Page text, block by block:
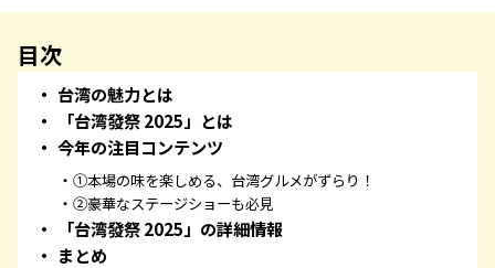
目次
台湾の魅力とは
「台湾發祭 2025」とは
今年の注目コンテンツ
①本場の味を楽しめる、台湾グルメがずらり！
②豪華なステージショーも必見
「台湾發祭 2025」の詳細情報
まとめ